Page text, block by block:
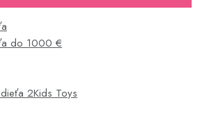
do 1000 €
2Kids Toys